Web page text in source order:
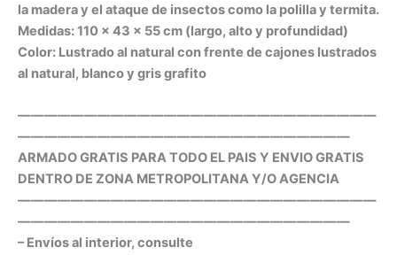
la madera y el ataque de insectos como la polilla y termita.
Medidas: 110 x 43 x 55 cm (largo, alto y profundidad)
Color: Lustrado al natural con frente de cajones lustrados
al natural, blanco y gris grafito
———————————————————————————
—————————————————————————
ARMADO GRATIS PARA TODO EL PAIS Y ENVIO GRATIS
DENTRO DE ZONA METROPOLITANA Y/O AGENCIA
———————————————————————————
—————————————————————————
– Envíos al interior, consulte